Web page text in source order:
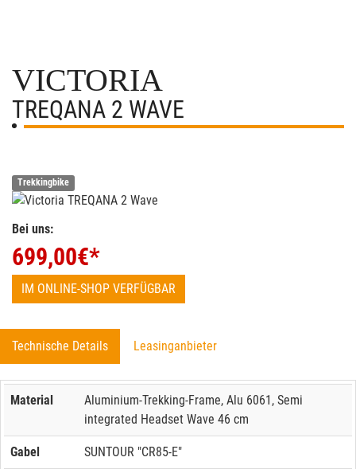
VICTORIA
TREQANA 2 WAVE
Trekkingbike
Bei uns:
699,00€*
IM ONLINE-SHOP VERFÜGBAR
Technische Details Leasinganbieter
Material
Aluminium-Trekking-Frame, Alu 6061, Semi
integrated Headset Wave 46 cm
Gabel SUNTOUR "CR85-E"